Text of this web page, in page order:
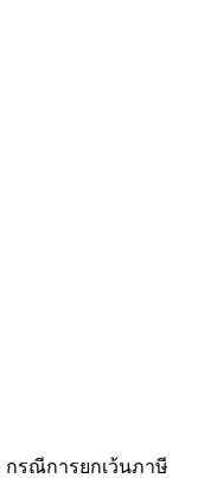
กรณีการยกเว้นภาษี